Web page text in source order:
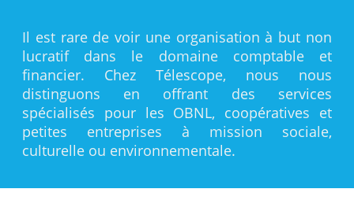
Il est rare de voir une organisation à but non
lucratif dans le domaine comptable et
financier. Chez Télescope, nous nous
distinguons en offrant des services
spécialisés pour les OBNL, coopératives et
petites entreprises à mission sociale,
culturelle ou environnementale.